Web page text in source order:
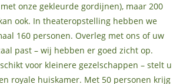
onze gekleurde gordijnen), maar 200
ook. In theateropstelling hebben we
160 personen. Overleg met ons of uw
past – wij hebben er goed zicht op.
voor kleinere gezelschappen – stelt u
royale huiskamer. Met 50 personen krijg